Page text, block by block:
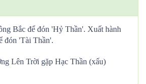
Bắc để đón 'Hỷ Thần'. Xuất hành
đón 'Tài Thần'.
Lên Trời gặp Hạc Thần (xấu)